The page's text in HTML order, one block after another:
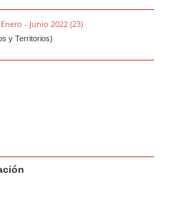
- Junio 2022 (23)
y Territorios)